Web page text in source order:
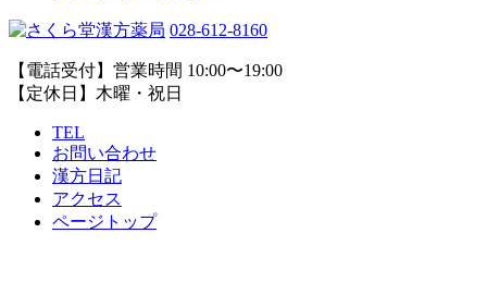
028-612-8160
【電話受付】営業時間 10:00〜19:00
【定休日】木曜・祝日
TEL
お問い合わせ
漢方日記
アクセス
ページトップ